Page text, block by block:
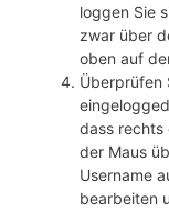
loggen Sie
zwar über
oben auf
Überprüfen
dass rechts
der Maus
Username
bearbeiten